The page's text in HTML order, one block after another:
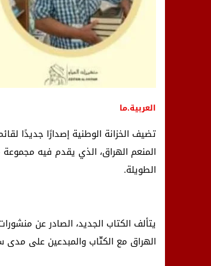
العربية.ما
المنعم الهراق، الذي يقدم فيه
الطويلة.
الهراق مع الكتّاب والمبدعين على مدى